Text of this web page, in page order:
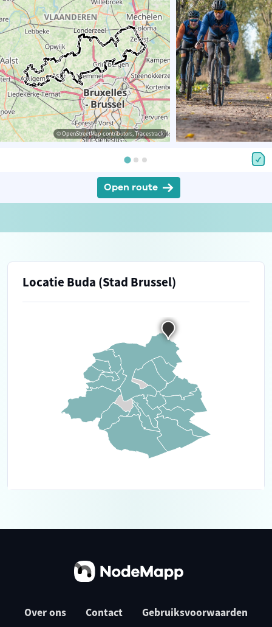
© OpenStreetMap contributors, Tracestrack
Open route
Locatie Buda (Stad Brussel)
Over ons Contact Gebruiksvoorwaarden